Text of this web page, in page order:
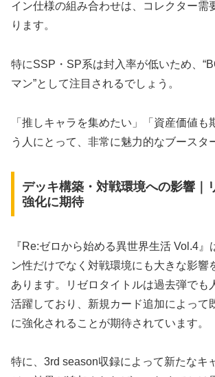
イン仕様の組み合わせは、コレクター需
ります。
特にSSP・SP系は封入率が低いため、
マン”として注目されるでしょう。
「推しキャラを集めたい」「資産価値も
う人にとって、非常に魅力的なブースタ
デッキ構築・対戦環境への影響｜
強化に期待
『Re:ゼロから始める異世界生活 Vol.4』
ン性だけでなく対戦環境にも大きな影響
あります。リゼロタイトルは過去弾でも
活躍しており、新規カード追加によって
に強化されることが期待されています。
特に、3rd season収録によって新たなキ